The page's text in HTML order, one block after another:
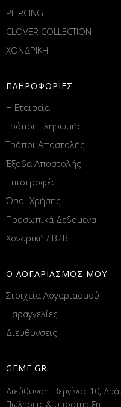
PIERCING
CLOVER COLLECTION
ΧΟΝΔΡΙΚΗ
ΠΛΗΡΟΦΟΡΙΕΣ
Η Εταιρεία
Τρόποι Πληρωμής
Τρόποι Αποστολής
Έξοδα Αποστολής
Επιστροφές
Όροι Χρήσης
Προσωπικά Δεδομένα
Χονδρική / B2B
Ο ΛΟΓΑΡΙΑΣΜΟΣ ΜΟΥ
Στοιχεία Λογαριασμού
Παραγγελίες
Διευθύνσεις
GEME.GR
Διεύθυνση: Βεργίνας 10,
Πωλήσεις & υποστήριξη: